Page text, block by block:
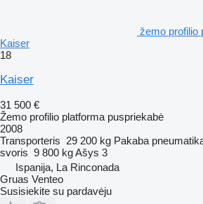
žemo profilio
Kaiser
18
Kaiser
31 500 €
Žemo profilio platforma puspriekabė
2008
Transporteris 29 200 kg Pakaba
svoris 9 800 kgAšys 3
Ispanija, La Rinconada
Gruas Venteo
Susisiekite su pardavėju